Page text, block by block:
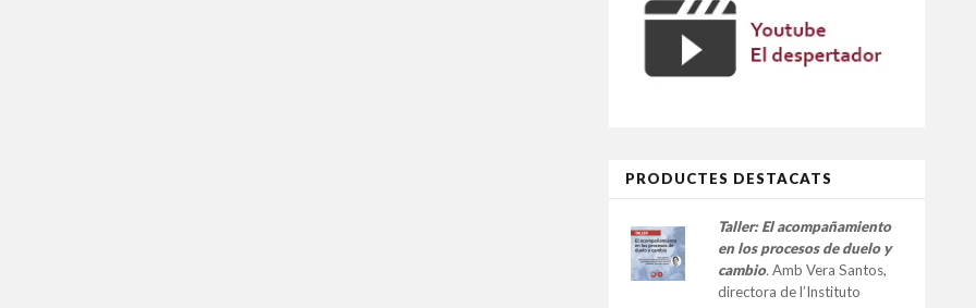
PRODUCTES DESTACATS
Taller: El acompañamiento
en los procesos de duelo y
cambio. Amb Vera Santos,
directora de l’Instituto